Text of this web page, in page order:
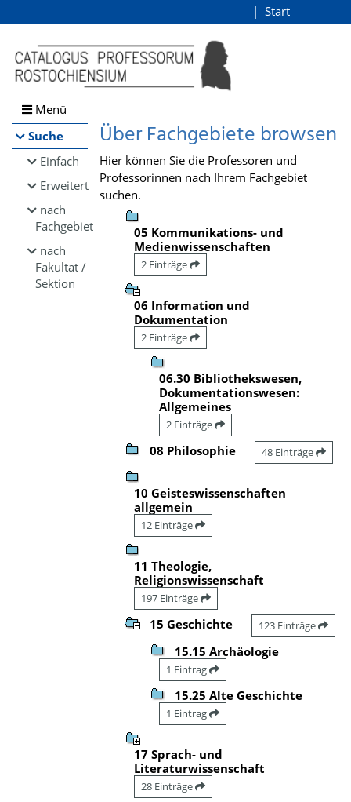
Browsen
direkt zum Inhalt
Start
Menü
Suche
Einfach
Erweitert
nach
Fachgebiet
nach
Fakultät /
Sektion
Über Fachgebiete browsen
Hier können Sie die Professoren und
Professorinnen nach Ihrem Fachgebiet
suchen.
05 Kommunikations- und
Medienwissenschaften
2 Einträge
06 Information und
Dokumentation
2 Einträge
06.30 Bibliothekswesen,
Dokumentationswesen:
Allgemeines
2 Einträge
08 Philosophie 48 Einträge
10 Geisteswissenschaften
allgemein
12 Einträge
11 Theologie,
Religionswissenschaft
197 Einträge
15 Geschichte 123 Einträge
15.15 Archäologie
1 Eintrag
15.25 Alte Geschichte
1 Eintrag
17 Sprach- und
Literaturwissenschaft
28 Einträge